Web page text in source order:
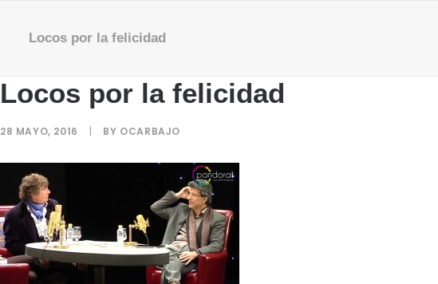
Locos por la felicidad
Locos por la felicidad
28 MAYO, 2016 | BY OCARBAJO